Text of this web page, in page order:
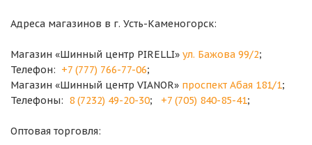
Адреса магазинов в г. Усть-Каменогорск:
Магазин «Шинный центр PIRELLI» ул. Бажова 99/2;
Телефон: +7 (777) 766-77-06;
Магазин «Шинный центр VIANOR» проспект Абая 181/1;
Телефоны: 8 (7232) 49-20-30; +7 (705) 840-85-41;
Оптовая торговля: